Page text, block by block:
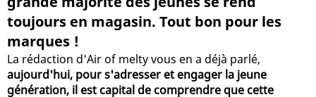
toujours en magasin. Tout bon pour les
marques !
La rédaction d'Air of melty vous en a déjà parlé,
aujourd'hui, pour s'adresser et engager la jeune
génération, il est capital de comprendre que cette